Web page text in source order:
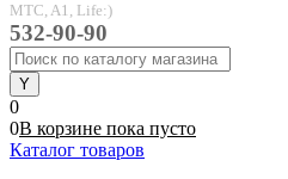
MTC, A1, Life:)
532-90-90
0
0В корзине пока пусто
Каталог товаров